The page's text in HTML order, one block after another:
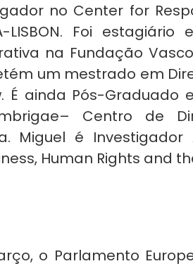
no Center for
LISBON. Foi estagiário
na Fundação
um mestrado em
É ainda Pós-Graduado
Centro de
Miguel é Investigador
Human Rights and
o Parlamento